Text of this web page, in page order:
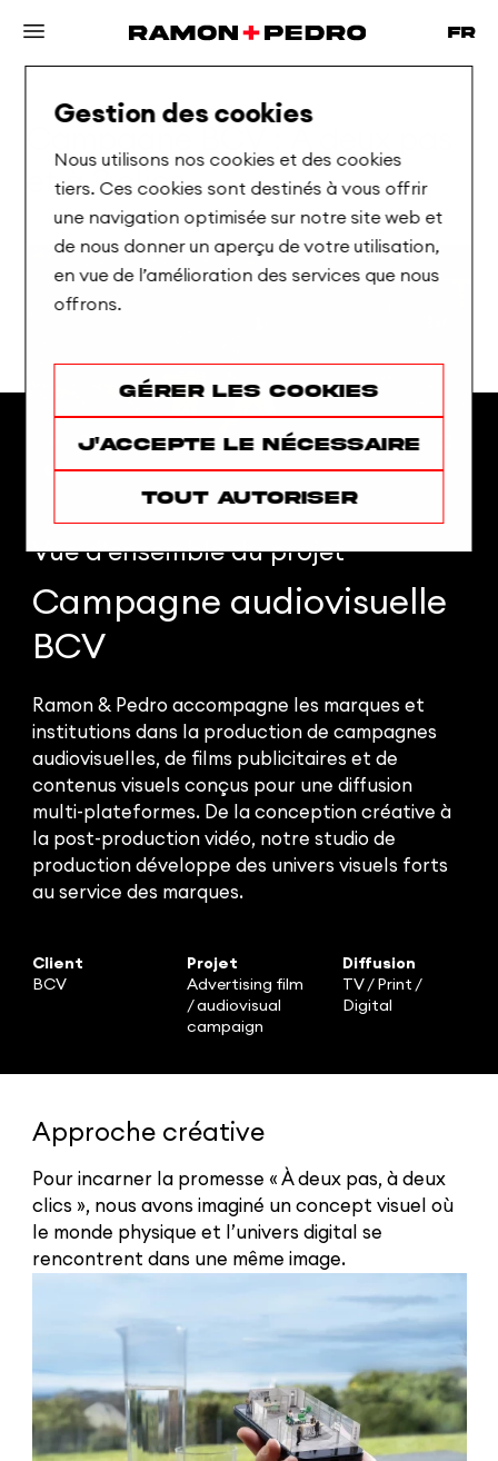
Gestion des cookies
Nous utilisons nos cookies et des cookies
tiers. Ces cookies sont destinés à vous offrir
une navigation optimisée sur notre site web et
de nous donner un aperçu de votre utilisation,
en vue de l’amélioration des services que nous
offrons.
J'accepte le nécessaire
Gérer les cookies
Tout autoriser
età 2clics
Vue d'ensembledu projet
Campagne audiovisuelle
BCV
Ramon & Pedro accompagne les marques et
institutions dans la production de campagnes
audiovisuelles, de films publicitaires et de
contenus visuels conçus pour une diffusion
multi-plateformes. De la conception créative à
la post-production vidéo, notre studio de
production développe des univers visuels forts
au service des marques.
Client
BCV
Projet
Advertising film
/ audiovisual
campaign
Diffusion
TV / Print /
Digital
Approche créative
Pour incarner la promesse « À deux pas, à deux
clics », nous avons imaginé un concept visuel où
le monde physique et l’univers digital se
rencontrent dans une même image.